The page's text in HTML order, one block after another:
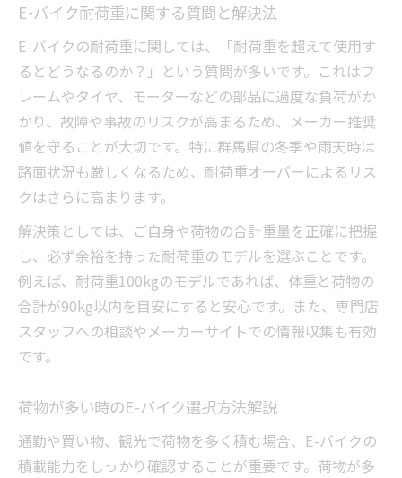
E-バイク耐荷重に関する質問と解決法
E-バイクの耐荷重に関しては、「耐荷重を超えて使用す
るとどうなるのか？」という質問が多いです。これはフ
レームやタイヤ、モーターなどの部品に過度な負荷がか
かり、故障や事故のリスクが高まるため、メーカー推奨
値を守ることが大切です。特に群馬県の冬季や雨天時は
路面状況も厳しくなるため、耐荷重オーバーによるリス
クはさらに高まります。
解決策としては、ご自身や荷物の合計重量を正確に把握
し、必ず余裕を持った耐荷重のモデルを選ぶことです。
例えば、耐荷重100kgのモデルであれば、体重と荷物の
合計が90kg以内を目安にすると安心です。また、専門店
スタッフへの相談やメーカーサイトでの情報収集も有効
です。
荷物が多い時のE-バイク選択方法解説
通勤や買い物、観光で荷物を多く積む場合、E-バイクの
積載能力をしっかり確認することが重要です。荷物が多